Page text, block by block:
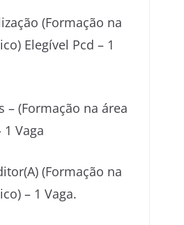
(Formação na
Elegível Pcd – 1
– (Formação na área
Vaga
(Formação na
– 1 Vaga.